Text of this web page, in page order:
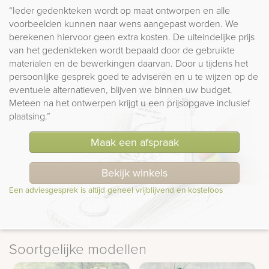
“Ieder gedenkteken wordt op maat ontworpen en alle
voorbeelden kunnen naar wens aangepast worden. We
berekenen hiervoor geen extra kosten. De uiteindelijke prijs
van het gedenkteken wordt bepaald door de gebruikte
materialen en de bewerkingen daarvan. Door u tijdens het
persoonlijke gesprek goed te adviseren en u te wijzen op de
eventuele alternatieven, blijven we binnen uw budget.
Meteen na het ontwerpen krijgt u een prijsopgave inclusief
plaatsing.”
Maak een afspraak
Bekijk winkels
Een adviesgesprek is altijd geheel vrijblijvend en kosteloos
Soortgelijke modellen